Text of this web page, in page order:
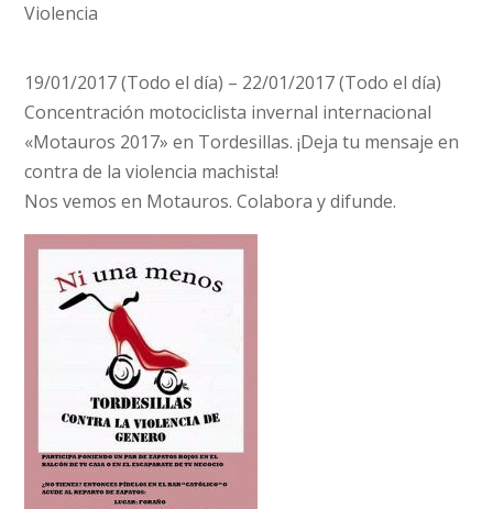
Violencia
19/01/2017 (Todo el día) – 22/01/2017 (Todo el día)
Concentración motociclista invernal internacional
«Motauros 2017» en Tordesillas. ¡Deja tu mensaje en
contra de la violencia machista!
Nos vemos en Motauros. Colabora y difunde.